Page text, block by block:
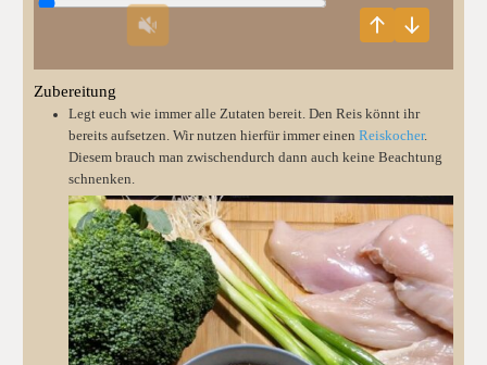
Zubereitung
Legt euch wie immer alle Zutaten bereit. Den Reis könnt ihr
bereits aufsetzen. Wir nutzen hierfür immer einen Reiskocher.
Diesem brauch man zwischendurch dann auch keine Beachtung
schnenken.